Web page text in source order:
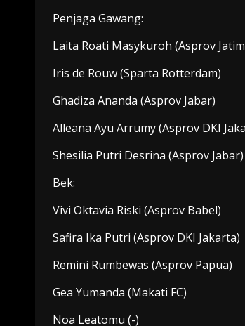
Penjaga Gawang:
Laita Roati Masykuroh (Asprov
Iris de Rouw (Sparta Rotterdam)
Ghadiza Ananda (Asprov Jabar)
Alleana Ayu Arrumy (Asprov DKI
Shesilia Putri Desrina (Asprov Jabar)
Bek:
Vivi Oktavia Riski (Asprov Babel)
Safira Ika Putri (Asprov DKI Jakarta)
Remini Rumbewas (Asprov Papua)
Gea Yumanda (Makati FC)
Noa Leatomu (-)